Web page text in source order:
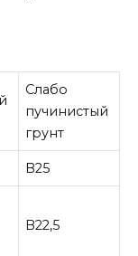
Слабо
пучинистый
грунт
B25
B22,5